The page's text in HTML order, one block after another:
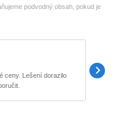
podvodný obsah, pokud je
ceny. Lešení dorazilo